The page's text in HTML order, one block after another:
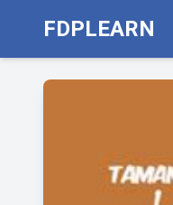
FDPLEARN